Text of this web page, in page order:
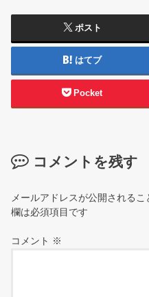
ポスト
はてブ
Pocket
コメントを残す
メールアドレスが公開されるこ
欄は必須項目です
コメント ※